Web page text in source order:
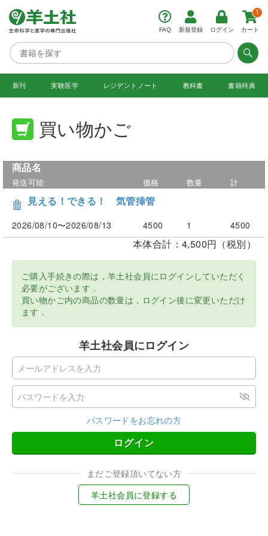
FAQ 新規登録 ログイン カート
1
新刊 実験医学 レジデント ノート 教科書 書籍特典
買い物かご
商品名
発送可能 価格 数量 計
見える！できる！ 気管挿管
2026/08/10〜2026/08/13 4500 1 4500
本体合計：4,500円（税別）
ご購入手続きの際は，羊土社会員にログインしていただく
必要がございます．
買い物かご内の商品の数量は，ログイン後に変更いただけ
ます．
羊土社会員にログイン
パスワードをお忘れの方
ログイン
まだご登録頂いてない方
羊土社会員に登録する